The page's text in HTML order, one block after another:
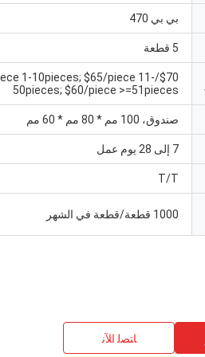
بي بي 470
5 قطعة
piece 1-10pieces; $65/piece 11-
50pieces; $60/piece >=51pieces
صندوق، 100 مم * 80 مم * 60 مم
7 إلى 28 يوم عمل
T/T
1000 قطعة/قطعة في الشهر
ﺎﺘﺼﻟ ﺍﻶﻧ